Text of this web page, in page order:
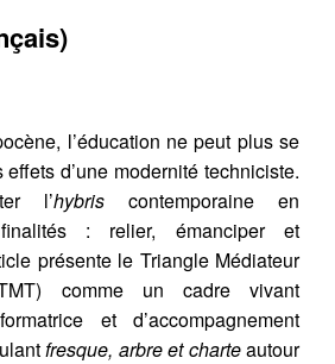
l’éducation ne peut plus se
d’une modernité techniciste.
l’hybris contemporaine en
: relier, émanciper et
présente le Triangle Médiateur
comme un cadre vivant
et d’accompagnement
fresque, arbre et charteautour